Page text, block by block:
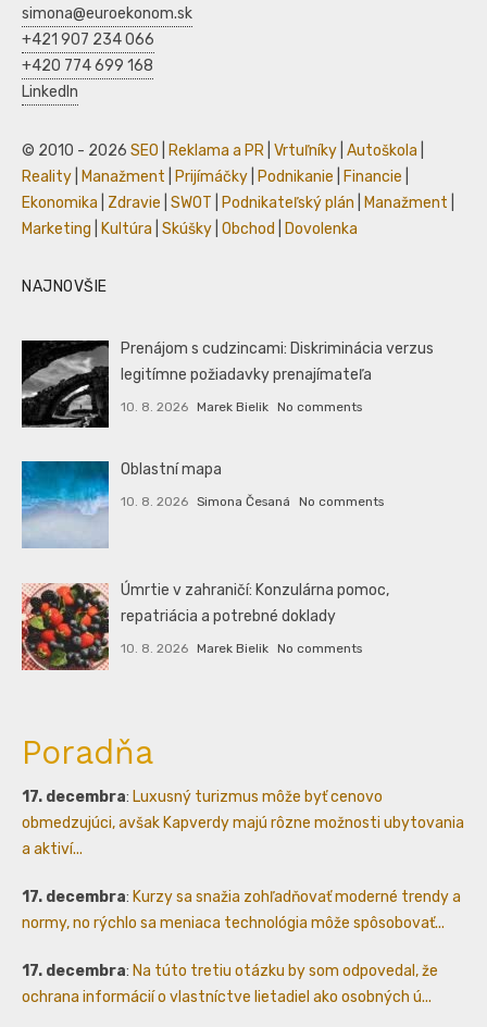
simona@euroekonom.sk
+421 907 234 066
+420 774 699 168
LinkedIn
© 2010 - 2026 SEO Reklama a PR Vrtuľníky Autoškola
Reality
Manažment Prijímáčky Podnikanie Financie
Ekonomika
Zdravie SWOT Podnikateľský plán Manažment
Marketing
Kultúra Skúšky Obchod Dovolenka
NAJNOVŠIE
Prenájom s cudzincami: Diskriminácia verzus
legitímne požiadavky prenajímateľa
10. 8. 2026 Marek Bielik No comments
Oblastní mapa
10. 8. 2026 Simona Česaná No comments
Úmrtie v zahraničí: Konzulárna pomoc,
repatriácia a potrebné doklady
10. 8. 2026 Marek Bielik No comments
Poradňa
17. decembra: Luxusný turizmus môže byť cenovo
obmedzujúci, avšak Kapverdy majú rôzne možnosti ubytovania
a aktiví...
17. decembra: Kurzy sa snažia zohľadňovať moderné trendy a
normy, no rýchlo sa meniaca technológia môže spôsobovať...
17. decembra: Na túto tretiu otázku by som odpovedal, že
ochrana informácií o vlastníctve lietadiel ako osobných ú...